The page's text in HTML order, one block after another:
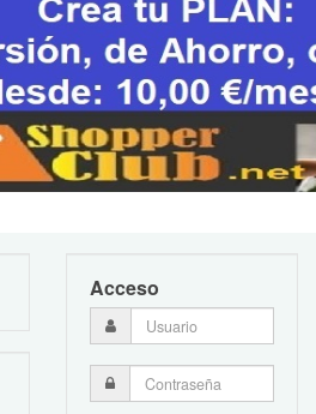
Acceso